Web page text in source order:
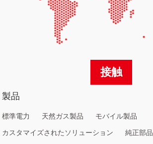
接触
製品
標準電力 天然ガス製品
モバイル製品
カスタマイズされたソリューション
純正部品